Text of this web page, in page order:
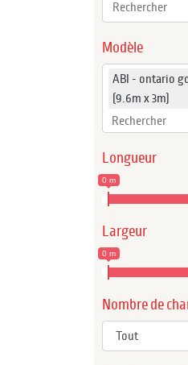
Modèle
ABI - ontario
(9.6m x 3m)
Longueur
0 m
Largeur
0 m
Nombre de